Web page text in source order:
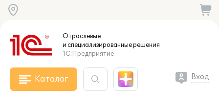
Отраслевые
и специализированныерешения
1С:Предприятие
Каталог Вход